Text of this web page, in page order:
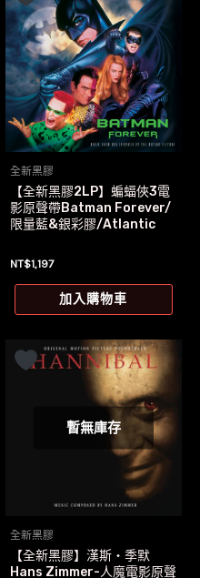
全新黑膠
【全新黑膠2LP】蝙蝠俠3電
影原聲帶Batman Forever/
限量藍&銀彩膠/Atlantic
NT$1,197
加入購物車
暫無庫存
全新黑膠
【全新黑膠】漢斯‧季默
Hans Zimmer-人魔電影原聲